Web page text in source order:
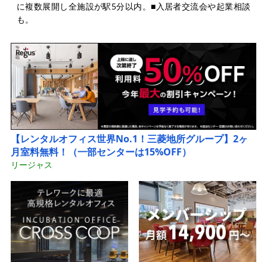
に複数展開し全施設が駅5分以内。■入居者交流会や起業相談
も。
【レンタルオフィス世界No.1！三菱地所グループ】2ヶ
月室料無料！（一部センターは15%OFF）
リージャス